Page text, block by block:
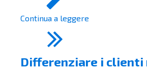
Continua a leggere
Differenziare i